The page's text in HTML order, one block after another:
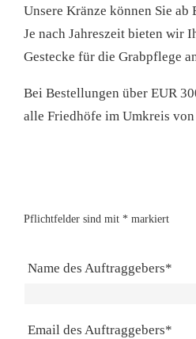
Unsere Kränze können Sie ab
Je nach Jahreszeit bieten wir
Gestecke für die Grabpflege
Bei Bestellungen über EUR
alle Friedhöfe im Umkreis
Pflichtfelder sind mit * markiert
Name des Auftraggebers*
Email des Auftraggebers*